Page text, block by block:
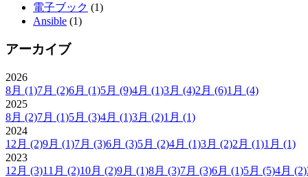
電子ブック (1)
Ansible (1)
アーカイブ
2026
8月 (1)7月 (2)6月 (1)5月 (9)4月 (1)3月 (4)2月 (6)1月 (4)
2025
8月 (2)7月 (1)5月 (3)4月 (1)3月 (2)1月 (1)
2024
12月 (2)9月 (1)7月 (3)6月 (3)5月 (2)4月 (1)3月 (2)2月 (1)1月 (1)
2023
12月 (3)11月 (2)10月 (2)9月 (1)8月 (3)7月 (3)6月 (1)5月 (5)4月 (2)